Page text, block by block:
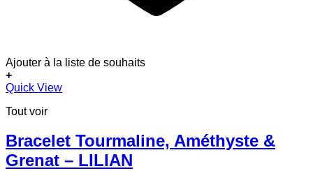
Ajouter à la liste de souhaits
+
Quick View
Tout voir
Bracelet Tourmaline, Améthyste &
Grenat – LILIAN